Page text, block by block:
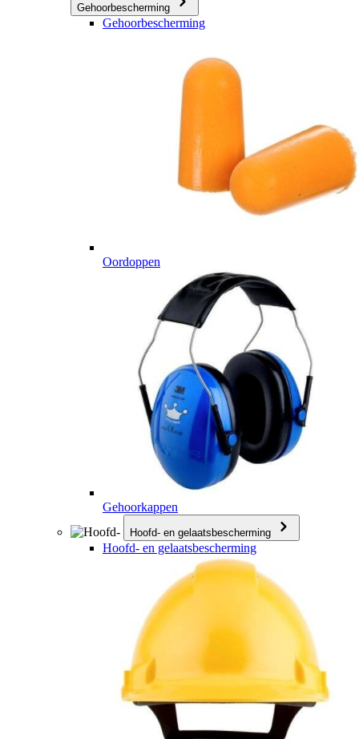
Gehoorbescherming
Gehoorbescherming
Oordoppen
Gehoorkappen
Hoofd- en gelaatsbescherming
Hoofd- en gelaatsbescherming